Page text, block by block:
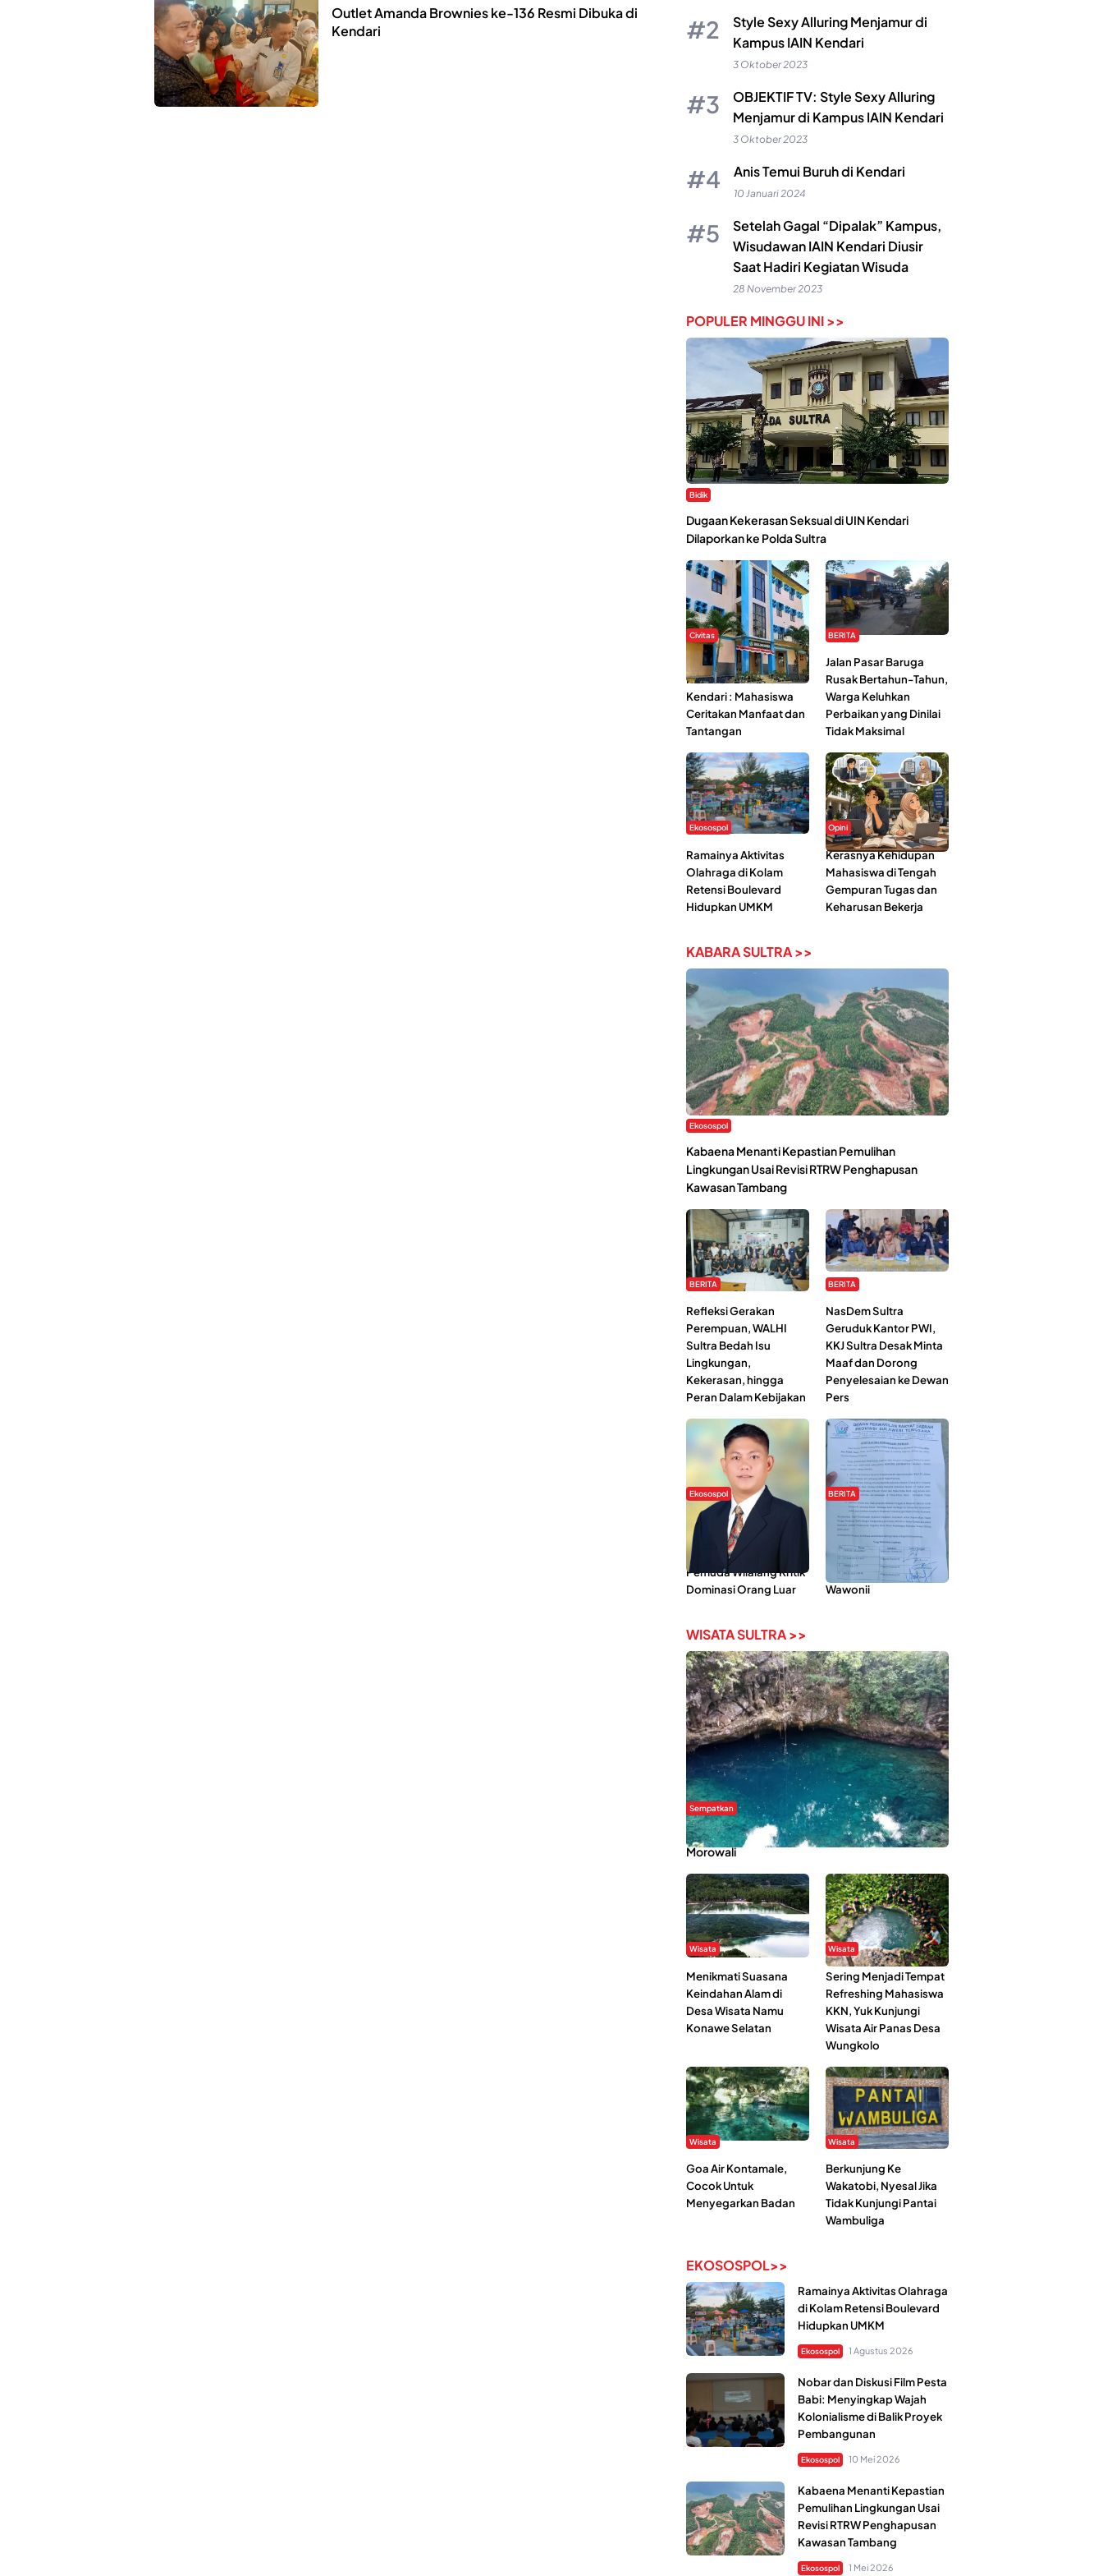
Outlet Amanda Brownies ke-136 Resmi Dibuka di
Kendari
Style Sexy Alluring Menjamur di
Kampus IAIN Kendari
3 Oktober 2023
OBJEKTIF TV: Style Sexy Alluring
Menjamur di Kampus IAIN Kendari
3 Oktober 2023
Anis Temui Buruh di Kendari
10 Januari 2024
Setelah Gagal “Dipalak” Kampus,
Wisudawan IAIN Kendari Diusir
Saat Hadiri Kegiatan Wisuda
28 November 2023
POPULER MINGGU INI >>
Bidik
Dugaan Kekerasan Seksual di UIN Kendari
Dilaporkan ke Polda Sultra
Civitas
Di Balik Kehidupan
Ma’had Al-Jami’ah UIN
Kendari : Mahasiswa
Ceritakan Manfaat dan
Tantangan
BERITA
Jalan Pasar Baruga
Rusak Bertahun-Tahun,
Warga Keluhkan
Perbaikan yang Dinilai
Tidak Maksimal
Ekosospol
Ramainya Aktivitas
Olahraga di Kolam
Retensi Boulevard
Hidupkan UMKM
Opini
Kerasnya Kehidupan
Mahasiswa di Tengah
Gempuran Tugas dan
Keharusan Bekerja
KABARA SULTRA >>
Ekosospol
Kabaena Menanti Kepastian Pemulihan
Lingkungan Usai Revisi RTRW Penghapusan
Kawasan Tambang
BERITA
Refleksi Gerakan
Perempuan, WALHI
Sultra Bedah Isu
Lingkungan,
Kekerasan, hingga
Peran Dalam Kebijakan
BERITA
NasDem Sultra
Geruduk Kantor PWI,
KKJ Sultra Desak Minta
Maaf dan Dorong
Penyelesaian ke Dewan
Pers
Ekosospol
Slogan Pemberdayaan
Lokal Dinilai Hanya
Pemanis, Tokoh
Pemuda Wilalang Kritik
Dominasi Orang Luar
BERITA
Hipmawani Bersama
DPRD Sultra Sepakati
RDP Perihal IUP
Pertambangan di Pulau
Wawonii
WISATA SULTRA >>
Sempatkan
Danau Rebi-Rebi, Pesona Alam Tersembunyi di
Morowali
Wisata
Menikmati Suasana
Keindahan Alam di
Desa Wisata Namu
Konawe Selatan
Wisata
Sering Menjadi Tempat
Refreshing Mahasiswa
KKN, Yuk Kunjungi
Wisata Air Panas Desa
Wungkolo
Wisata
Goa Air Kontamale,
Cocok Untuk
Menyegarkan Badan
Wisata
Berkunjung Ke
Wakatobi, Nyesal Jika
Tidak Kunjungi Pantai
Wambuliga
EKOSOSPOL>>
Ramainya Aktivitas Olahraga
di Kolam Retensi Boulevard
Hidupkan UMKM
Ekosospol 1 Agustus 2026
Nobar dan Diskusi Film Pesta
Babi: Menyingkap Wajah
Kolonialisme di Balik Proyek
Pembangunan
Ekosospol 10 Mei 2026
Kabaena Menanti Kepastian
Pemulihan Lingkungan Usai
Revisi RTRW Penghapusan
Kawasan Tambang
Ekosospol 1 Mei 2026